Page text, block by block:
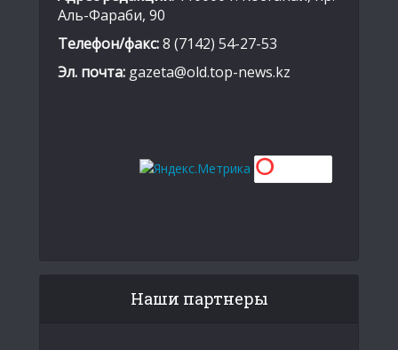
Аль-Фараби, 90
Телефон/факс:8 (7142) 54-27-53
Эл. почта: gazeta@old.top-news.kz
Наши партнеры